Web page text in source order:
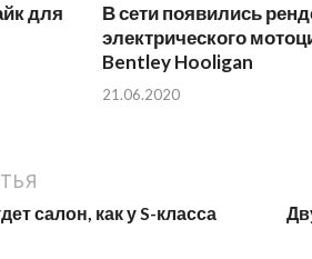
для
В сети появились
электрического
Bentley Hooligan
21.06.2020
салон, как у S-класса